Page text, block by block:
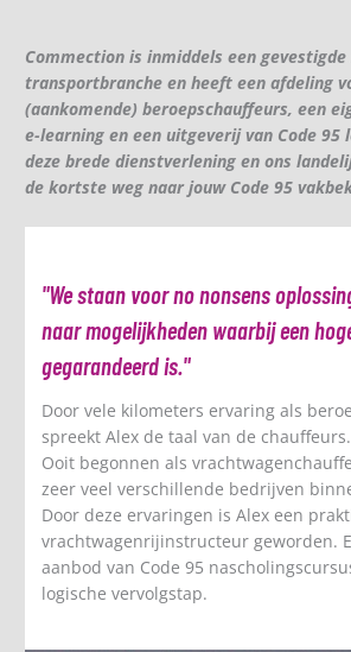
Commection is inmiddels een
transportbranche en heeft een afdeling
(aankomende) beroepschauffeurs, een
e-learning en een uitgeverij van Code 95
deze brede dienstverlening en ons
de kortste weg naar jouw Code 95
"We staan voor no nonsens
naar mogelijkheden waarbij een
gegarandeerd is."
Door vele kilometers ervaring als
spreekt Alex de taal van de chauffeurs.
Ooit begonnen als
zeer veel verschillende bedrijven
Door deze ervaringen is Alex een
vrachtwagenrijinstructeur geworden.
aanbod van Code 95
logische vervolgstap.